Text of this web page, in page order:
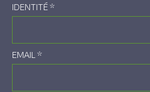
IDENTITÉ*
EMAIL*